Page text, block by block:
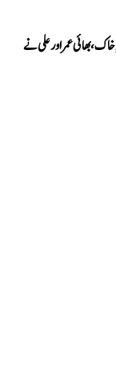
خاک، بھائی عمر اور علی نے